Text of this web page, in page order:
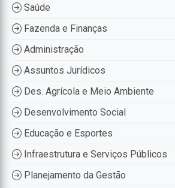
Saúde
Fazenda e Finanças
Administração
Assuntos Jurídicos
Des. Agrícola e Meio Ambiente
Desenvolvimento Social
Educação e Esportes
Infraestrutura e Serviços Públicos
Planejamento da Gestão